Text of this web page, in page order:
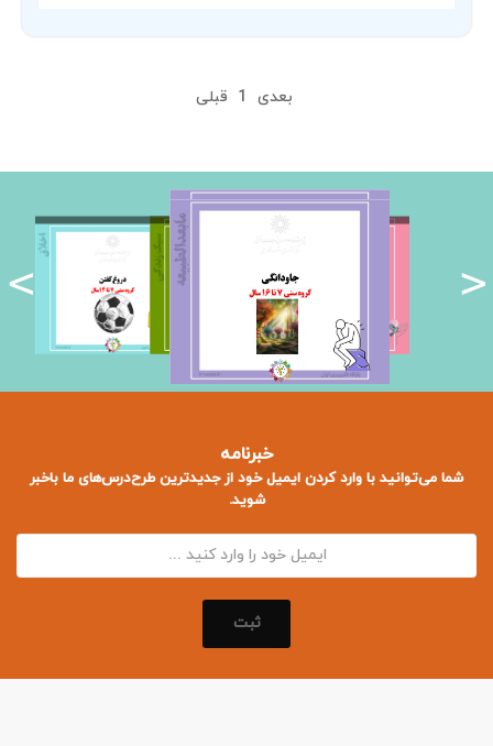
قبلی 1 بعدی
< >
خبرنامه
شما می‌توانید با وارد کردن ایمیل خود از جدید‌ترین طرح‌درس‌های ما باخبر
شوید.
ثبت